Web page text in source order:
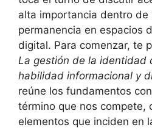
alta importancia dentro de
permanencia en espacios
digital. Para comenzar, te
La gestión de la identidad
habilidad informacional y
reúne los fundamentos
término que nos compete,
elementos que inciden en